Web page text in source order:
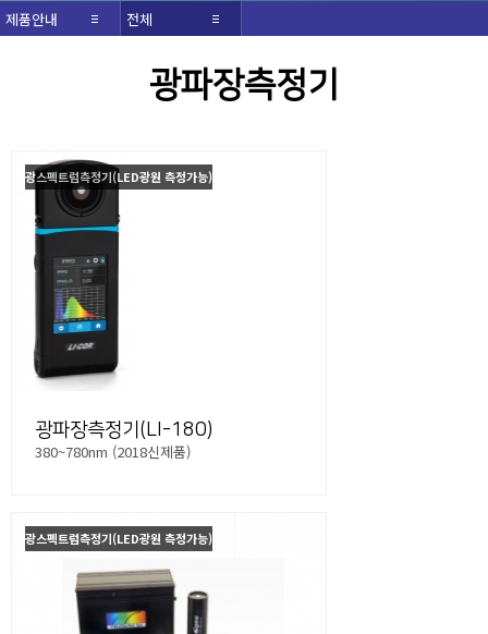
제품안내 전체
광파장측정기
광스펙트럼측정기(LED광원 측정가능)
광파장측정기(LI-180)
380~780nm (2018신제품)
광스펙트럼측정기(LED광원 측정가능)